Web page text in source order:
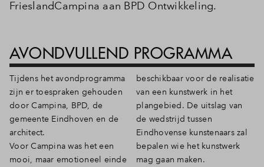
FrieslandCampina aan BPD Ontwikkeling.
AVONDVULLEND PROGRAMMA
Tijdens het avondprogramma
zijn er toespraken gehouden
door Campina, BPD, de
gemeente Eindhoven en de
architect.
Voor Campina was het een
mooi, maar emotioneel einde
beschikbaar voor de realisatie
van een kunstwerk in het
plangebied. De uitslag van
de wedstrijd tussen
Eindhovense kunstenaars zal
bepalen wie het kunstwerk
mag gaan maken.